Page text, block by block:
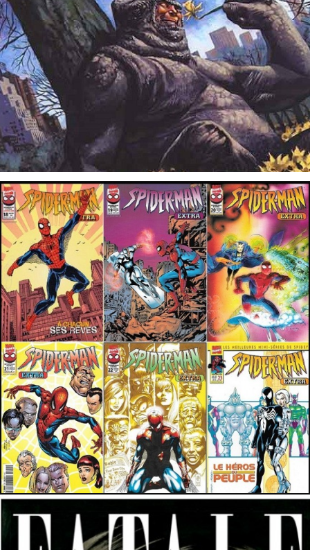
15 juillet 2017
20 juillet 2016